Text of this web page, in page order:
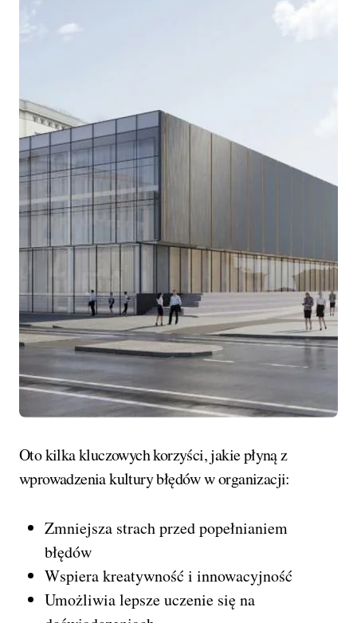
Oto kilka kluczowych korzyści, jakie płyną z
wprowadzenia kultury błędów w organizacji:
Zmniejsza strach przed popełnianiem
błędów
Wspiera kreatywność i innowacyjność
Umożliwia lepsze uczenie się na